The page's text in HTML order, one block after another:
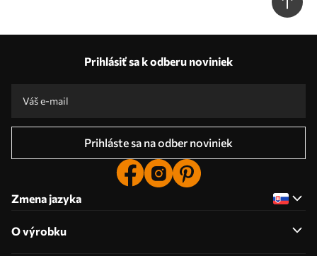
Prihlásiť sa k odberu noviniek
Prihláste sa na odber noviniek
Zmena jazyka
O výrobku